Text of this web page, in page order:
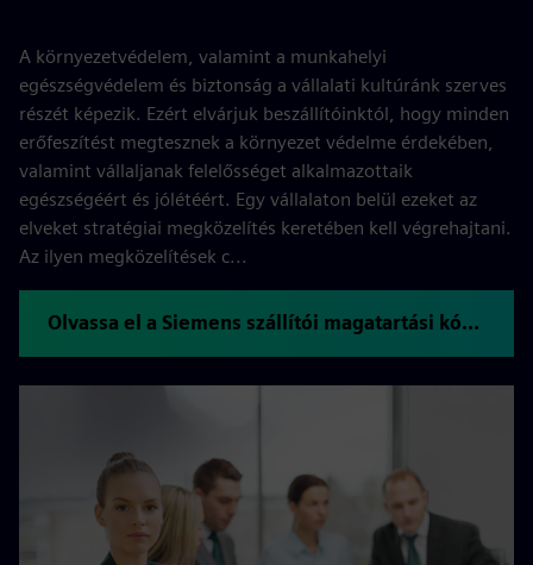
A környezetvédelem, valamint a munkahelyi
egészségvédelem és biztonság a vállalati kultúránk szerves
részét képezik. Ezért elvárjuk beszállítóinktól, hogy minden
erőfeszítést megtesznek a környezet védelme érdekében,
valamint vállaljanak felelősséget alkalmazottaik
egészségéért és jólétéért. Egy vállalaton belül ezeket az
elveket stratégiai megközelítés keretében kell végrehajtani.
Az ilyen megközelítések c...
Olvassa el a Siemens szállítói magatartási kódexét